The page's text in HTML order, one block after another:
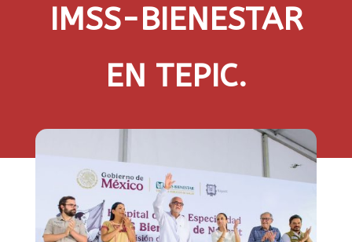
IMSS-BIENESTAR
EN TEPIC.